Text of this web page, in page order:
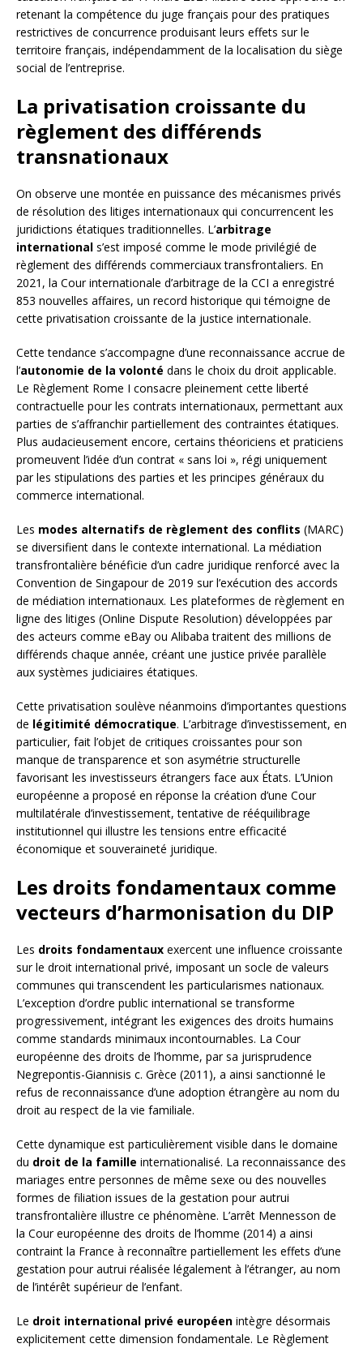
retenant la compétence du juge français pour des pratiques
restrictives de concurrence produisant leurs effets sur le
territoire français, indépendamment de la localisation du siège
social de l’entreprise.
La privatisation croissante du
règlement des différends
transnationaux
On observe une montée en puissance des mécanismes privés
de résolution des litiges internationaux qui concurrencent les
juridictions étatiques traditionnelles. L’arbitrage
international s’est imposé comme le mode privilégié de
règlement des différends commerciaux transfrontaliers. En
2021, la Cour internationale d’arbitrage de la CCI a enregistré
853 nouvelles affaires, un record historique qui témoigne de
cette privatisation croissante de la justice internationale.
Cette tendance s’accompagne d’une reconnaissance accrue de
l’autonomie de la volonté dans le choix du droit applicable.
Le Règlement Rome I consacre pleinement cette liberté
contractuelle pour les contrats internationaux, permettant aux
parties de s’affranchir partiellement des contraintes étatiques.
Plus audacieusement encore, certains théoriciens et praticiens
promeuvent l’idée d’un contrat « sans loi », régi uniquement
par les stipulations des parties et les principes généraux du
commerce international.
Les modes alternatifs de règlement des conflits (MARC)
se diversifient dans le contexte international. La médiation
transfrontalière bénéficie d’un cadre juridique renforcé avec la
Convention de Singapour de 2019 sur l’exécution des accords
de médiation internationaux. Les plateformes de règlement en
ligne des litiges (Online Dispute Resolution) développées par
des acteurs comme eBay ou Alibaba traitent des millions de
différends chaque année, créant une justice privée parallèle
aux systèmes judiciaires étatiques.
Cette privatisation soulève néanmoins d’importantes questions
de légitimité démocratique. L’arbitrage d’investissement, en
particulier, fait l’objet de critiques croissantes pour son
manque de transparence et son asymétrie structurelle
favorisant les investisseurs étrangers face aux États. L’Union
européenne a proposé en réponse la création d’une Cour
multilatérale d’investissement, tentative de rééquilibrage
institutionnel qui illustre les tensions entre efficacité
économique et souveraineté juridique.
Les droits fondamentaux comme
vecteurs d’harmonisation du DIP
Les droits fondamentaux exercent une influence croissante
sur le droit international privé, imposant un socle de valeurs
communes qui transcendent les particularismes nationaux.
L’exception d’ordre public international se transforme
progressivement, intégrant les exigences des droits humains
comme standards minimaux incontournables. La Cour
européenne des droits de l’homme, par sa jurisprudence
Negrepontis-Giannisis c. Grèce (2011), a ainsi sanctionné le
refus de reconnaissance d’une adoption étrangère au nom du
droit au respect de la vie familiale.
Cette dynamique est particulièrement visible dans le domaine
du droit de la famille internationalisé. La reconnaissance des
mariages entre personnes de même sexe ou des nouvelles
formes de filiation issues de la gestation pour autrui
transfrontalière illustre ce phénomène. L’arrêt Mennesson de
la Cour européenne des droits de l’homme (2014) a ainsi
contraint la France à reconnaître partiellement les effets d’une
gestation pour autrui réalisée légalement à l’étranger, au nom
de l’intérêt supérieur de l’enfant.
Le droit international privé européen intègre désormais
explicitement cette dimension fondamentale. Le Règlement